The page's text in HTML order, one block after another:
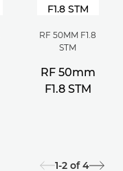
RF 50MM F1.8
STM
RF 50mm
F1.8 STM
1-2 of 4